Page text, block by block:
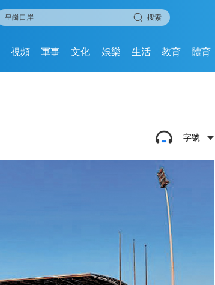
搜索
視頻 軍事 文化 娛樂 生活 教育 體育
字號